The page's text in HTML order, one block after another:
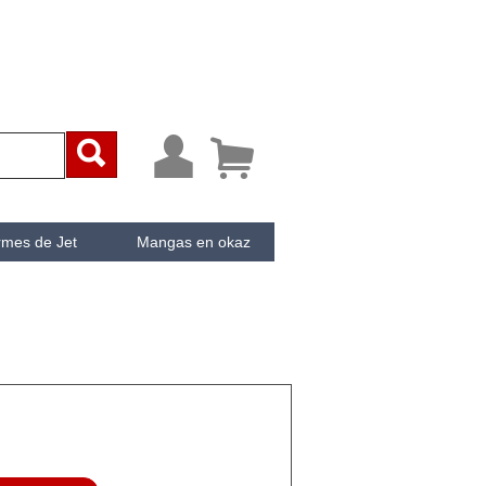
  
de Jet Mangas en okaz